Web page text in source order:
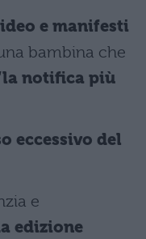
e manifesti
bambina che
notifica più
eccessivo del
e
edizione